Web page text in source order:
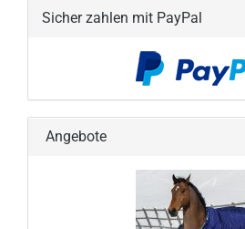
Sicher zahlen mit PayPal
Angebote